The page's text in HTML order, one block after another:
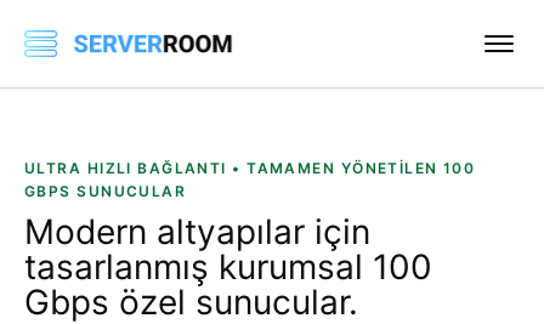
ULTRA HIZLI BAĞLANTI • TAMAMEN YÖNETILEN 100
GBPS SUNUCULAR
Modern altyapılar için
tasarlanmış kurumsal 100
Gbps özel sunucular.